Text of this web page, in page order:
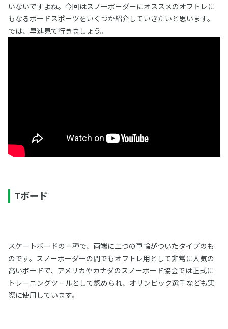
いないですよね。今回はスノーボーダーにオススメのオフトレに
もなるボードスポーツをいくつか紹介していきたいと思います。
では、早速見て行きましょう。
Tボード
スケートボードの一種で、両端に二つの車輪がついたタイプのも
のです。スノーボーダーの間でもオフトレ用として非常に人気の
高いボードで、アメリカやカナダのスノーボード協会では正式に
トレーニングツールとして認められ、オリンピック選手なども実
際に使用しています。